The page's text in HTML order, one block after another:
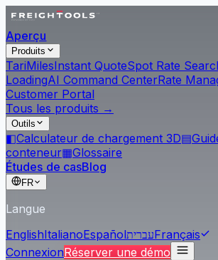
Aperçu
Produits
TariMilesInstant QuoteSpot Rate
LoadingAI Command CenterRate
Customer Portal
Tous les produits →
Outils
◧Calculateur de chargement 3D▤
conteneur▦Glossaire
Études de casBlog
FR
Langue
EnglishItalianoEspañolעבריתFrançais
ConnexionRéserver une démo